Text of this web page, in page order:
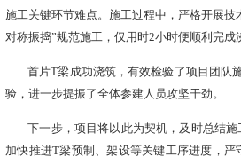
施工关键环节难点。施工过程中，严格开展
对称振捣”规范施工，仅用时2小时便顺利完成
首片T梁成功浇筑，有效检验了项目团队
验，进一步提振了全体参建人员攻坚干劲。
下一步，项目将以此为契机，及时总结
加快推进T梁预制、架设等关键工序进度，